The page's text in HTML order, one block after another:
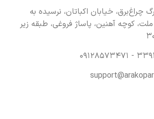
چراغ‌برق، خیابان اکباتان، نرسیده به
کوچه آهنین، پاساژ فروغی، طبقه زیر
۰۹۱۲۸۵۷۳۴۷۱